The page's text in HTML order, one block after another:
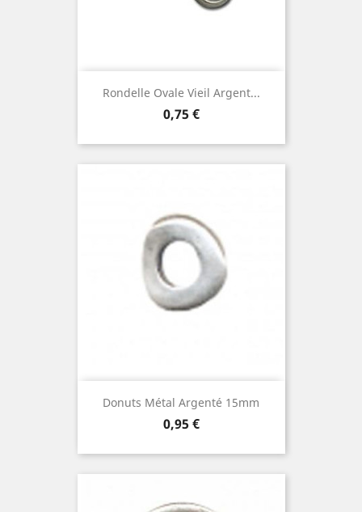
Rondelle Ovale Vieil Argent...
Prix
0,75 €
Donuts Métal Argenté 15mm
Prix
0,95 €